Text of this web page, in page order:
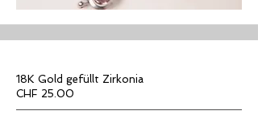
18K Gold gefüllt Zirkonia
CHF 25.00